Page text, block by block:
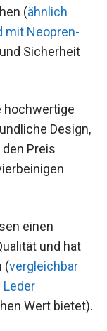
(ähnlich
mit Neopren-
Sicherheit
hochwertige
Design,
Preis
einen
und hat
(vergleichbar
Leder
Wert bietet).